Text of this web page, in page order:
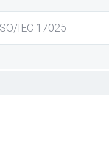
IEC 17025